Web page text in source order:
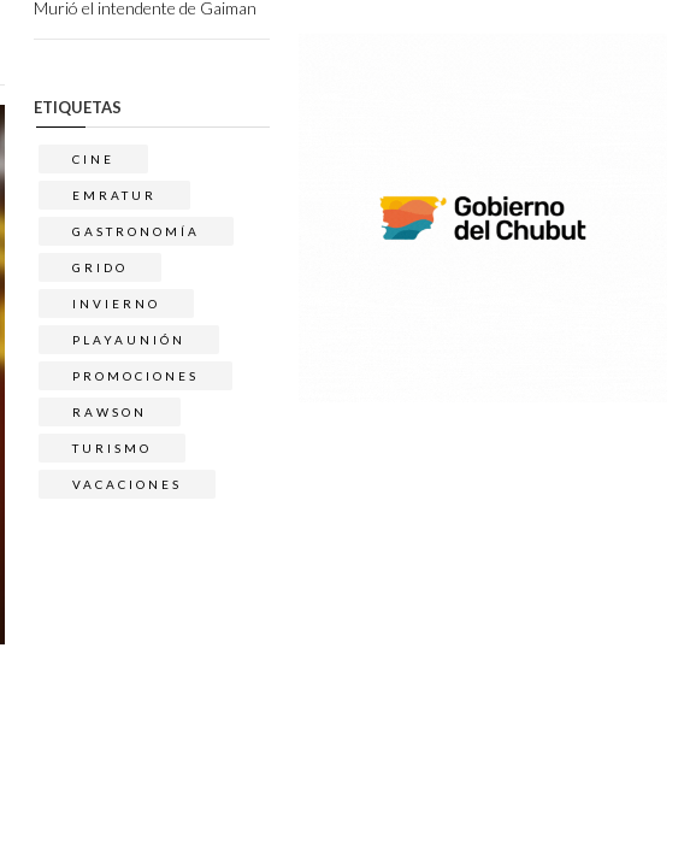
Murió el intendente de Gaiman
ETIQUETAS
CINE
EMRATUR
GASTRONOMÍA
GRIDO
INVIERNO
PLAYAUNIÓN
PROMOCIONES
RAWSON
TURISMO
VACACIONES